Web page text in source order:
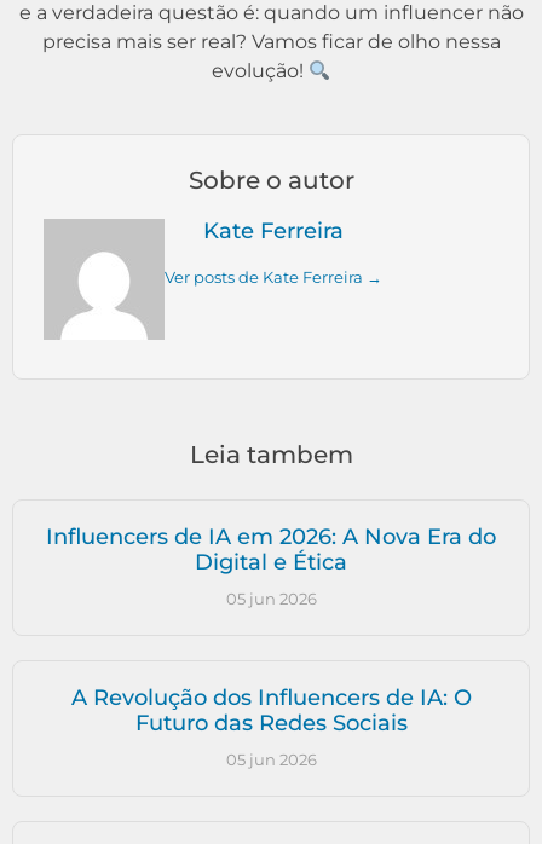
e a verdadeira questão é: quando um influencer não
precisa mais ser real? Vamos ficar de olho nessa
evolução!
Sobre o autor
Kate Ferreira
Ver posts de Kate Ferreira →
Leia tambem
Influencers de IA em 2026: A Nova Era do
Digital e Ética
05 jun 2026
A Revolução dos Influencers de IA: O
Futuro das Redes Sociais
05 jun 2026